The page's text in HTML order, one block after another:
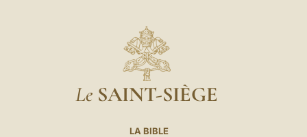
Le SAINT-SIÈGE
LA BIBLE